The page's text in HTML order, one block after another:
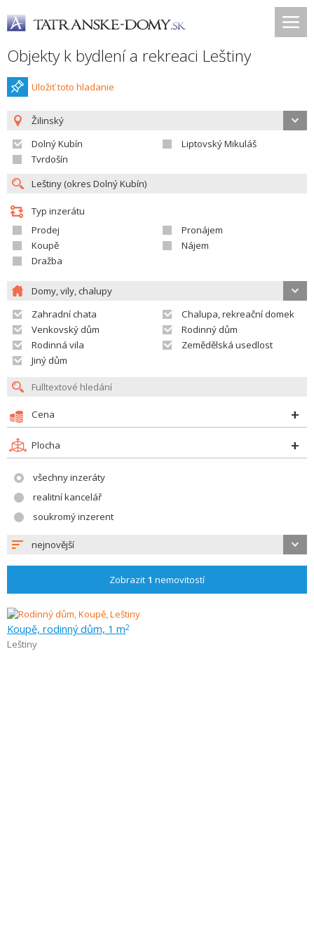
Objekty k bydlení a rekreaci Leštiny
Uložiť toto hladanie
Žilinský
Dolný Kubín
Liptovský Mikuláš
Tvrdošín
Typ inzerátu
Prodej
Pronájem
Koupě
Nájem
Dražba
Domy, vily, chalupy
Zahradní chata
Chalupa, rekreační domek
Venkovský dům
Rodinný dům
Rodinná vila
Zemědělská usedlost
Jiný dům
Cena
Plocha
všechny inzeráty
realitní kancelář
soukromý inzerent
nejnovější
Zobrazit 1 nemovitostí
Koupě, rodinný dům, 1 m2
Leštiny